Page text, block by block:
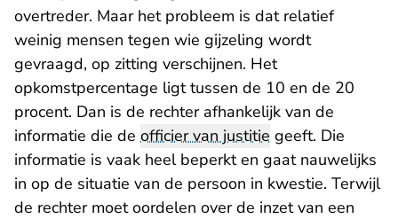
overtreder. Maar het probleem is dat relatief
weinig mensen tegen wie gijzeling wordt
gevraagd, op zitting verschijnen. Het
opkomstpercentage ligt tussen de 10 en de 20
procent. Dan is de rechter afhankelijk van de
informatie die de officier van justitie geeft. Die
informatie is vaak heel beperkt en gaat nauwelijks
in op de situatie van de persoon in kwestie. Terwijl
de rechter moet oordelen over de inzet van een